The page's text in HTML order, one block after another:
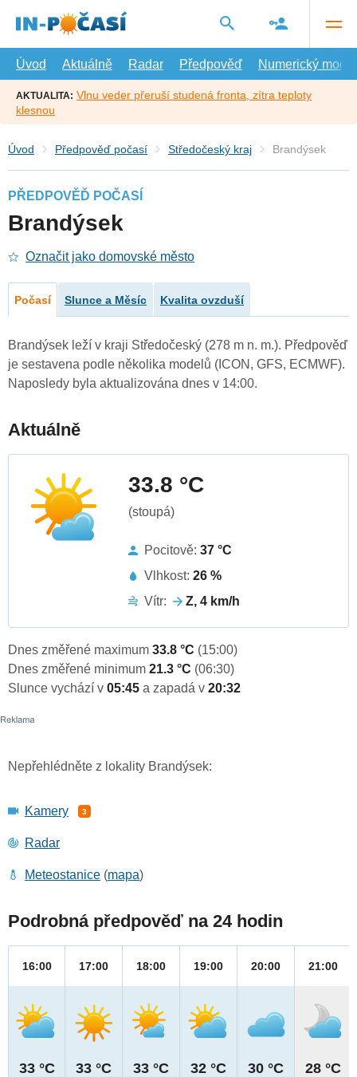
hlavní
Úvod
Aktuálně Radar Předpověď Numerický model
AKTUALITA: Vlnu veder přeruší studená fronta, zítra teploty
klesnou
Úvod Předpověď počasí Středočeský kraj Brandýsek
PŘEDPOVĚĎ POČASÍ
Brandýsek
Označit jako domovské město
Počasí Slunce a Měsíc Kvalita ovzduší
Brandýsek leží v kraji Středočeský (278 m n. m.). Předpověď
je sestavena podle několika modelů (ICON, GFS, ECMWF).
Naposledy byla aktualizována dnes v 14:00.
Aktuálně
33.8 °C
(stoupá)
Pocitově: 37 °C
Vlhkost: 26 %
Vítr:
Z, 4 km/h
Dnes změřené maximum 33.8 °C (15:00)
Dnes změřené minimum 21.3 °C (06:30)
Slunce vychází v 05:45 a zapadá v 20:32
Nepřehlédněte z lokality Brandýsek:
Kamery 3
Radar
Meteostanice (mapa)
Podrobná předpověď na 24 hodin
16:00
33 °C
17:00
33 °C
18:00
33 °C
19:00
32 °C
20:00
30 °C
21:00
28 °C